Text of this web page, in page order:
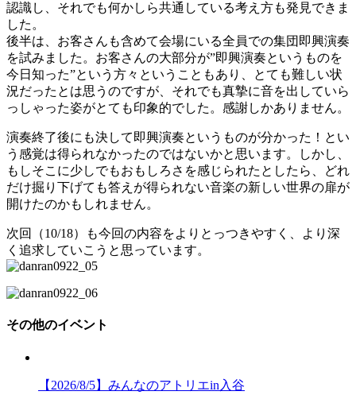
認識し、それでも何かしら共通している考え方も発見できま
した。
後半は、お客さんも含めて会場にいる全員での集団即興演奏
を試みました。お客さんの大部分が”即興演奏というものを
今日知った”という方々ということもあり、とても難しい状
況だったとは思うのですが、それでも真摯に音を出していら
っしゃった姿がとても印象的でした。感謝しかありません。
演奏終了後にも決して即興演奏というものが分かった！とい
う感覚は得られなかったのではないかと思います。しかし、
もしそこに少しでもおもしろさを感じられたとしたら、どれ
だけ掘り下げても答えが得られない音楽の新しい世界の扉が
開けたのかもしれません。
次回（10/18）も今回の内容をよりとっつきやすく、より深
く追求していこうと思っています。
その他のイベント
【2026/8/5】みんなのアトリエin入谷